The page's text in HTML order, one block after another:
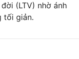
(LTV) nhờ ánh
tối giản.